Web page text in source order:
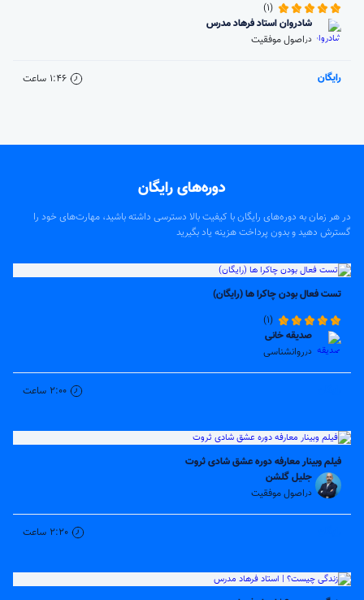
(1)
شادروان استاد فرهاد مدرس
دراصول موفقیت
رایگان 1:46 ساعت
دوره‌های رایگان
در هر زمان به دوره‌های رایگان با کیفیت بالا دسترسی داشته باشید، مهارت‌های خود را
گسترش دهید و بدون پرداخت هزینه یاد بگیرید
تست فعال بودن چاکرا ها (رایگان)
(1)
صدیقه خانی
درروانشناسی
2:00 ساعت
فیلم وبینار معارفه دوره عشق شادی ثروت
جلیل گلشن
دراصول موفقیت
2:20 ساعت